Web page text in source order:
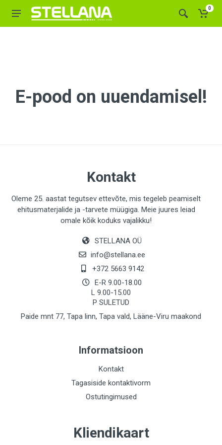
0
E-pood on uuendamisel!
Kontakt
Oleme 25. aastat tegutsev ettevõte, mis tegeleb peamiselt
ehitusmaterjalide ja -tarvete müügiga. Meie juures leiad
omale kõik koduks vajalikku!
STELLANA OÜ
info@stellana.ee
+372 5663 9142
E-R 9.00-18.00
L 9.00-15.00
P SULETUD
Paide mnt 77, Tapa linn, Tapa vald, Lääne-Viru maakond
Informatsioon
Kontakt
Tagasiside kontaktivorm
Ostutingimused
Kliendikaart